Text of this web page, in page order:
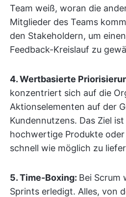
Team weiß, woran die
Mitglieder des Teams
den Stakeholdern, um
Feedback-Kreislauf zu
4. Wertbasierte
konzentriert sich auf die
Aktionselementen auf der
Kundennutzens. Das Ziel
hochwertige Produkte
schnell wie möglich zu
5. Time-Boxing: Bei Scrum
Sprints erledigt. Alles, von